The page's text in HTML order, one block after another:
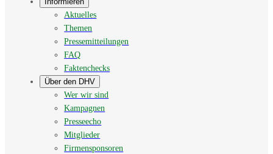
Aktuelles
Themen
Pressemitteilungen
FAQ
Faktenchecks
Über den DHV
Wer wir sind
Kampagnen
Presseecho
Mitglieder
Firmensponsoren